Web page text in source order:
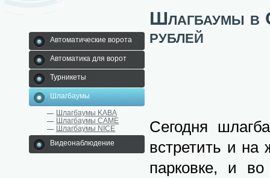
Автоматические ворота
Автоматика для ворот
Турникеты
Шлагбаумы
Шлагбаумы KABA
Шлагбаумы CAME
Шлагбаумы NICE
Видеонаблюдение
Шлагбаумы в
рублей
Сегодня
встретить и на
парковке, и